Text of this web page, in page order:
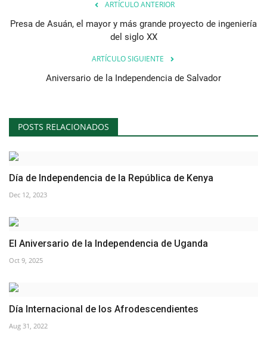
Movimiento Juvenil Nasser
Nasser Fellowship para Leadership
Nuestras Referencias
Ciudadano Global
Documentos
Oportunidades
Los colaboradores
ARTÍCULO ANTERIOR
Presa de Asuán, el mayor y más grande proyecto de ingeniería
del siglo XX
ARTÍCULO SIGUIENTE
Aniversario de la Independencia de Salvador
POSTS RELACIONADOS
Día de Independencia de la República de Kenya
Dec 12, 2023
El Aniversario de la Independencia de Uganda
Oct 9, 2025
Día Internacional de los Afrodescendientes
Aug 31, 2022